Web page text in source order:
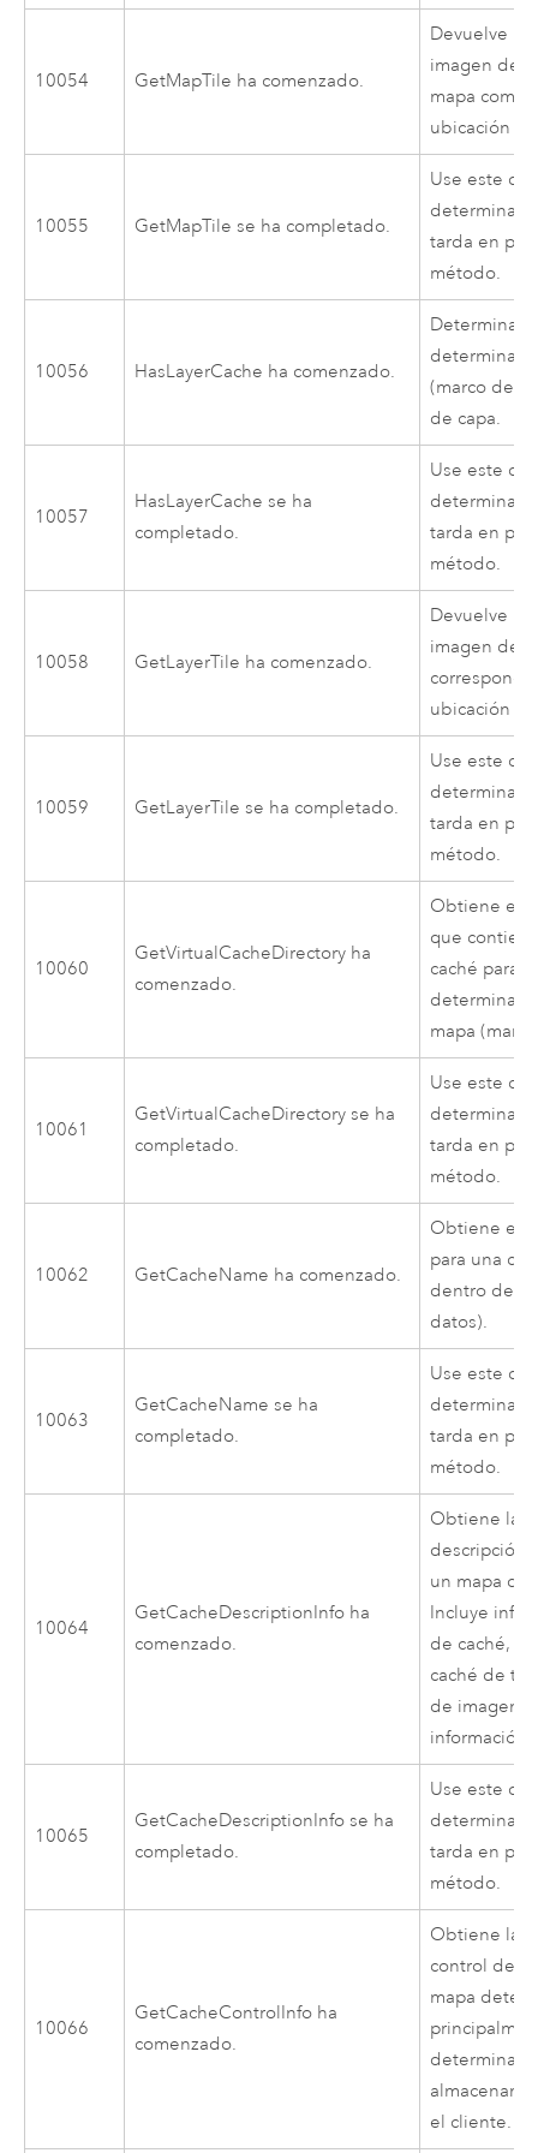
10054 GetMapTile ha comenzado.
Devuelve la
imagen
mapa
ubicación
10055 GetMapTile se ha completado.
Use este
determinar
tarda en
método.
10056 HasLayerCache ha comenzado.
Determina
(marco de
de capa.
10057
HasLayerCache se ha
completado.
Use este
determinar
tarda en
método.
10058 GetLayerTile ha comenzado.
Devuelve la
imagen de
ubicación
10059 GetLayerTile se ha completado.
Use este
determinar
tarda en
método.
10060
GetVirtualCacheDirectory ha
comenzado.
Obtiene el
que
caché para
mapa
10061
GetVirtualCacheDirectory se ha
completado.
Use este
determinar
tarda en
método.
10062 GetCacheName ha comenzado.
Obtiene el
para una
dentro de
datos).
10063
GetCacheName se ha
completado.
Use este
determinar
tarda en
método.
10064
GetCacheDescriptionInfo ha
comenzado.
Obtiene la
descripción
un mapa
Incluye
de caché,
caché de
de imagen
información
10065
GetCacheDescriptionInfo se ha
completado.
Use este
determinar
tarda en
método.
10066
GetCacheControlInfo ha
comenzado.
Obtiene la
control de
mapa
determinar
el cliente.